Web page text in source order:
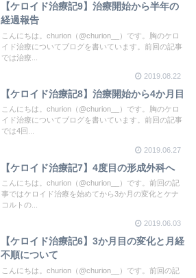
【ケロイド治療記9】治療開始から半年の
経過報告
こんにちは。churion（@churion__）です。胸のケロ
イド治療についてブログを書いています。前回の記事
では治療...
2019.08.22
【ケロイド治療記8】治療開始から4か月目
こんにちは。churion（@churion__）です。胸のケロ
イド治療についてブログを書いています。前回の記事
では4回...
2019.06.27
【ケロイド治療記7】4度目の形成外科へ
こんにちは。churion（@churion__）です。前回の記
事ではケロイド治療を始めてから3か月の変化とケナ
コルトの...
2019.06.03
【ケロイド治療記6】3か月目の変化と月経
不順について
こんにちは。churion（@churion__）です。前回の記